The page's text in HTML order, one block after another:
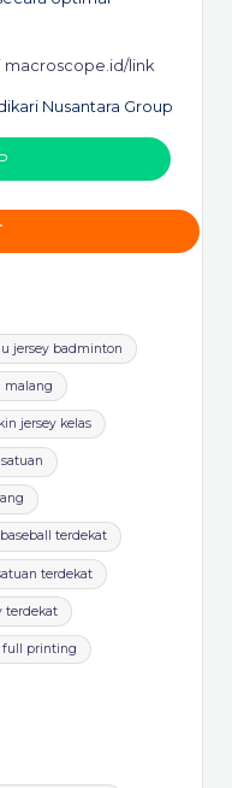
macroscope.id/link
Nusantara Group
jersey badminton
malang
jersey kelas
terdekat
terdekat
terdekat
full printing